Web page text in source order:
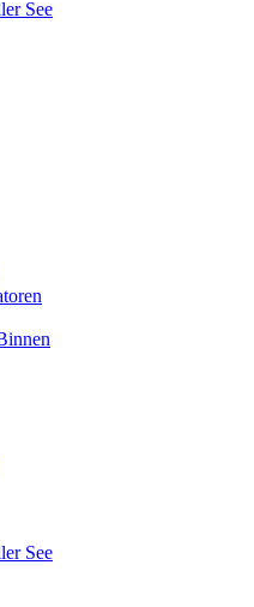
See
See